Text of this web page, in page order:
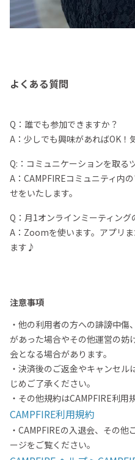
よくある質問
Q：誰でも参加できますか？
A：少しでも興味があればOK！
Q:：コミュニケーションを取る
A：CAMPFIREコミュニティ内
せをいたします。
Q：月1オンラインミーティン
A：Zoomを使います。アプリ
ます♪
注意事項
・他の利用者の方への誹謗中
があった場合やその他運営の妨
会となる場合があります。
・決済後のご返金やキャンセ
じめご了承ください。
・その他規約はCAMPFIRE利用
CAMPFIRE利用規約
・CAMPFIREの入退会、その
ージをご覧ください。